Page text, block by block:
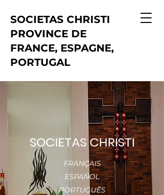
SOCIETAS CHRISTI
PROVINCE DE
FRANCE, ESPAGNE,
PORTUGAL
SOCIETAS CHRISTI
FRANÇAIS
ESPAÑOL
PORTUGUÊS